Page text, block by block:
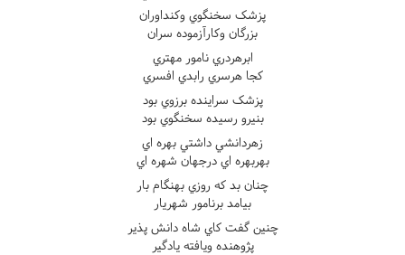
پزشک سخنگوي وکنداوران
بزرگان وکارآزموده سران
ابرهردري نامور مهتري
کجا هرسري رابدي افسري
پزشک سراينده برزوي بود
بنيرو رسيده سخنگوي بود
زهردانشي داشتي بهره اي
بهربهره اي درجهان شهره اي
چنان بد که روزي بهنگام بار
بيامد برنامور شهريار
چنين گفت کاي شاه دانش پذير
پژوهنده ويافته يادگير